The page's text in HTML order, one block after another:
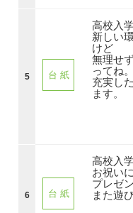
5 台 紙
高校入
新しい
けど
無理せ
ってね。
充実し
ます。
6 台 紙
高校入
お祝い
プレゼ
また遊